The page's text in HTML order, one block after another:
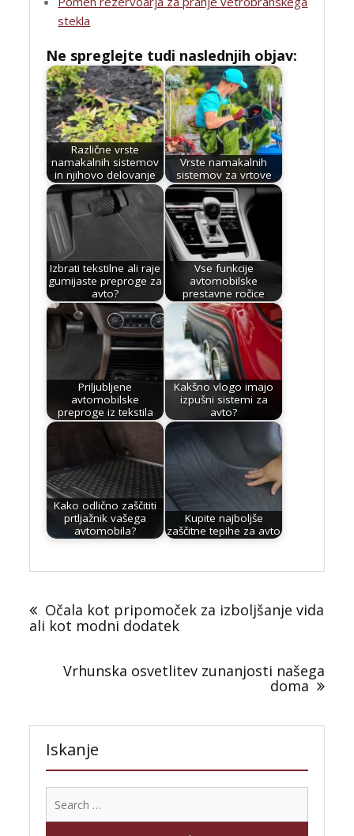
stekla
Ne spreglejte tudi naslednjih objav:
Različne vrste
namakalnih sistemov
in njihovo delovanje
Vrste namakalnih
sistemov za vrtove
Izbrati tekstilne ali raje
gumijaste preproge za
avto?
Vse funkcije
avtomobilske
prestavne ročice
Priljubljene
avtomobilske
preproge iz tekstila
Kakšno vlogo imajo
izpušni sistemi za
avto?
Kako odlično zaščititi
prtljažnik vašega
avtomobila?
Kupite najboljše
zaščitne tepihe za avto
navigation
Očala kot pripomoček za izboljšanje vida
ali kot modni dodatek
Vrhunska osvetlitev zunanjosti našega
doma
Iskanje